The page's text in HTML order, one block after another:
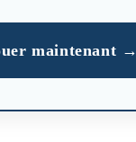
maintenant →